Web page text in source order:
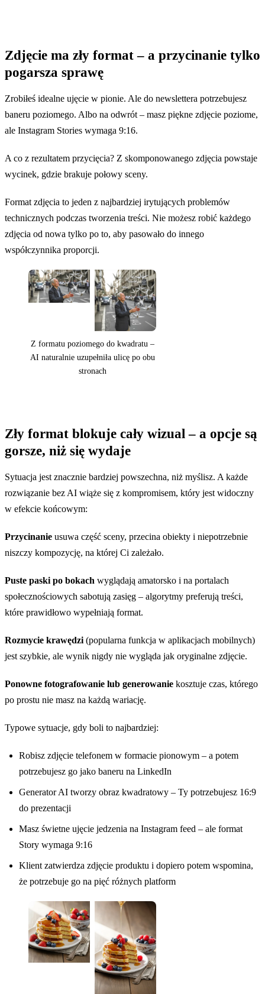
Zdjęcie ma zły format – a przycinanie tylko
pogarsza sprawę
Zrobiłeś idealne ujęcie w pionie. Ale do newslettera potrzebujesz
baneru poziomego. Albo na odwrót – masz piękne zdjęcie poziome,
ale Instagram Stories wymaga 9:16.
A co z rezultatem przycięcia? Z skomponowanego zdjęcia powstaje
wycinek, gdzie brakuje połowy sceny.
Format zdjęcia to jeden z najbardziej irytujących problemów
technicznych podczas tworzenia treści. Nie możesz robić każdego
zdjęcia od nowa tylko po to, aby pasowało do innego
współczynnika proporcji.
Z formatu poziomego do kwadratu –
AI naturalnie uzupełniła ulicę po obu
stronach
Zły format blokuje cały wizual – a opcje są
gorsze, niż się wydaje
Sytuacja jest znacznie bardziej powszechna, niż myślisz. A każde
rozwiązanie bez AI wiąże się z kompromisem, który jest widoczny
w efekcie końcowym:
Przycinanie usuwa część sceny, przecina obiekty i niepotrzebnie
niszczy kompozycję, na której Ci zależało.
Puste paski po bokach wyglądają amatorsko i na portalach
społecznościowych sabotują zasięg – algorytmy preferują treści,
które prawidłowo wypełniają format.
Rozmycie krawędzi (popularna funkcja w aplikacjach mobilnych)
jest szybkie, ale wynik nigdy nie wygląda jak oryginalne zdjęcie.
Ponowne fotografowanie lub generowanie kosztuje czas, którego
po prostu nie masz na każdą wariację.
Typowe sytuacje, gdy boli to najbardziej:
Robisz zdjęcie telefonem w formacie pionowym – a potem
potrzebujesz go jako baneru na LinkedIn
Generator AI tworzy obraz kwadratowy – Ty potrzebujesz 16:9
do prezentacji
Masz świetne ujęcie jedzenia na Instagram feed – ale format
Story wymaga 9:16
Klient zatwierdza zdjęcie produktu i dopiero potem wspomina,
że potrzebuje go na pięć różnych platform